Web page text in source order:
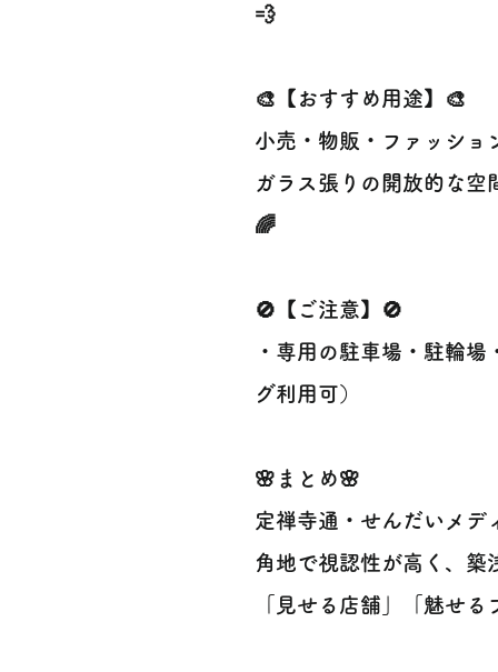
💨
🎨【おすすめ用途】🎨
小売・物販・ファッショ
ガラス張りの開放的な空
🌈
🚫【ご注意】🚫
・専用の駐車場・駐輪
グ利用可）
🌸まとめ🌸
定禅寺通・せんだいメデ
角地で視認性が高く、築
「見せる店舗」「魅せ